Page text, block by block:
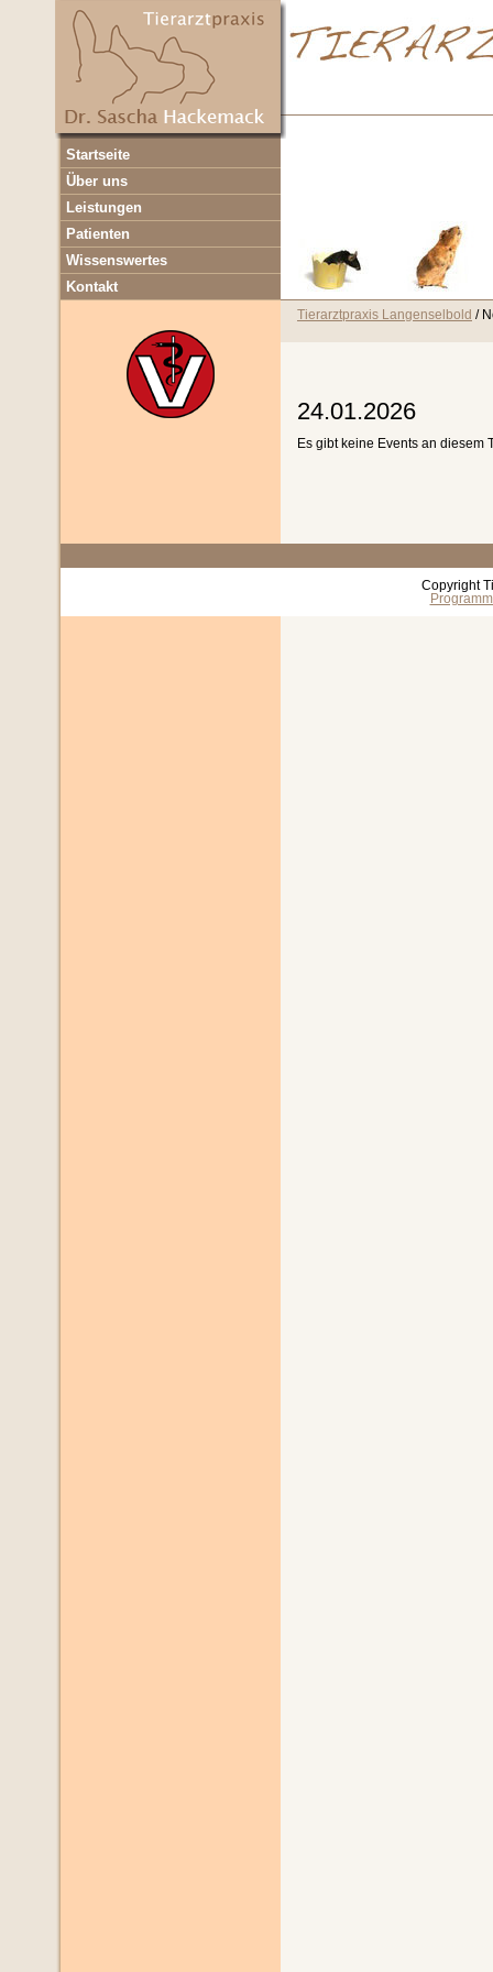
Navigation
überspringen
Startseite
Über uns
Leistungen
Patienten
Wissenswertes
Kontakt
Tierarztpraxis Langenselbold
24.01.2026
Es gibt keine Events an diesem
Copyright